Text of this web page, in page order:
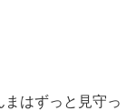
はずっと見守っ